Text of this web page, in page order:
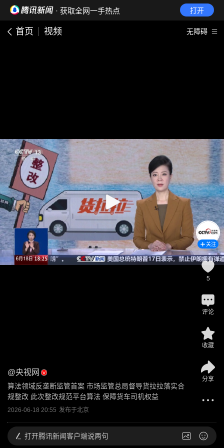
· 获取全网一手热点 打开
首页 视频 无障碍
@央视网
算法领域反垄断监管首案 市场监管总局督导货拉拉落实合
规整改 此次整改规范平台算法 保障货车司机权益
2026-06-18 20:55 发布于北京
关注
5
评论
收藏
分享
打开腾讯新闻客户端说两句